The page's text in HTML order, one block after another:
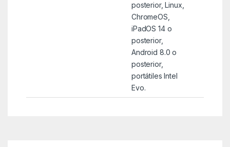
posterior, Linux,
ChromeOS,
iPadOS 14 o
posterior,
Android 8.0 o
posterior,
portátiles Intel
Evo.